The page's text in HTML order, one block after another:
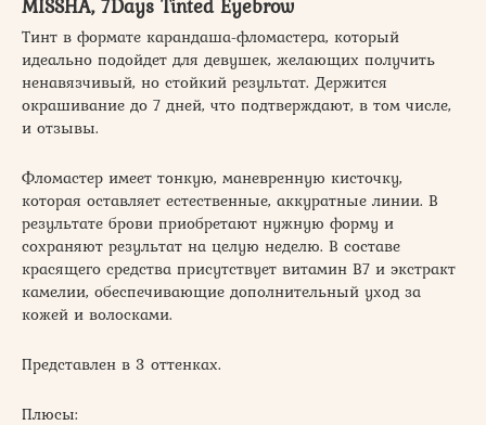
MISSHA, 7Days Tinted Eyebrow
Тинт в формате карандаша-фломастера, который
идеально подойдет для девушек, желающих получить
ненавязчивый, но стойкий результат. Держится
окрашивание до 7 дней, что подтверждают, в том числе,
и отзывы.
Фломастер имеет тонкую, маневренную кисточку,
которая оставляет естественные, аккуратные линии. В
результате брови приобретают нужную форму и
сохраняют результат на целую неделю. В составе
красящего средства присутствует витамин B7 и экстракт
камелии, обеспечивающие дополнительный уход за
кожей и волосками.
Представлен в 3 оттенках.
Плюсы: